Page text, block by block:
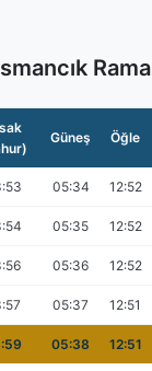
Güneş Öğle
05:34 12:52
05:35 12:52
05:36 12:52
05:37 12:51
05:38 12:51